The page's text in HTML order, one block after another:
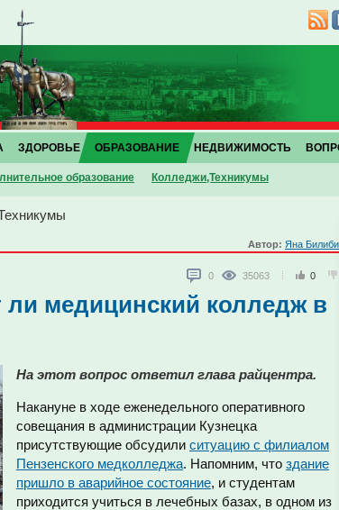
ЗДОРОВЬЕ ОБРАЗОВАНИЕ
образование Колледжи,Техникумы
НЕДВИЖИМОСТЬ
Автор: Яна
0 35063 0
ли медицинский колледж в
На этот вопрос ответил глава райцентра.
Накануне в ходе еженедельного оперативного
совещания в администрации Кузнецка
присутствующие обсудили ситуацию с филиалом
Пензенского медколледжа. Напомним, что здание
пришло в аварийное состояние, и студентам
приходится учиться в лечебных базах, в одном из